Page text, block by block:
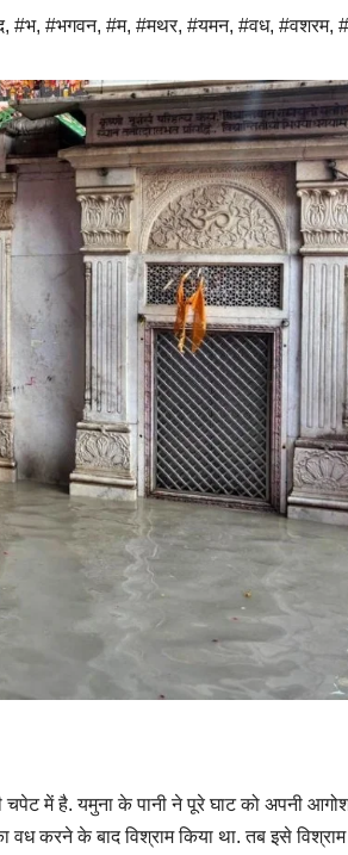
, #भ, #भगवन, #म, #मथर, #यमन, #वध, #वशरम,
चपेट में है. यमुना के पानी ने पूरे घाट को अपनी
करने के बाद विश्राम किया था. तब इसे